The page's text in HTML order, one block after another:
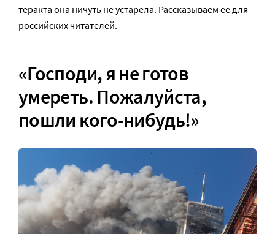
теракта она ничуть не устарела. Рассказываем ее для
российских читателей.
«Господи, я не готов
умереть. Пожалуйста,
пошли кого-нибудь!»